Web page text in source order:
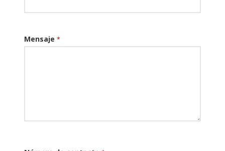
Mensaje *